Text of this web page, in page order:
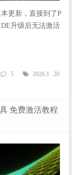
本更新，直接到了P
升级后无法激活
5 2026.1
20
免费激活教程